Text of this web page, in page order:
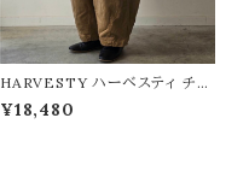
HARVESTY ハーベスティ チノ
サーカスパンツ
¥18,480